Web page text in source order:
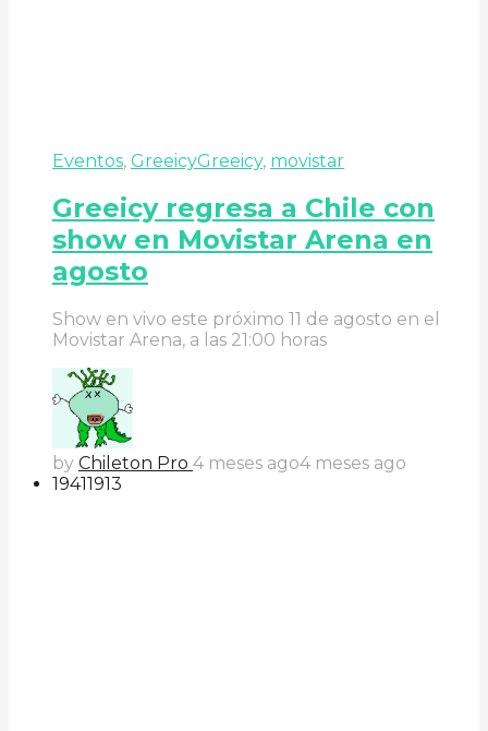
Eventos, GreeicyGreeicy, movistar
Greeicy regresa a Chile con
show en Movistar Arena en
agosto
Show en vivo este próximo 11 de agosto en el
Movistar Arena, a las 21:00 horas
by Chileton Pro 4 meses ago4 meses ago
19411913